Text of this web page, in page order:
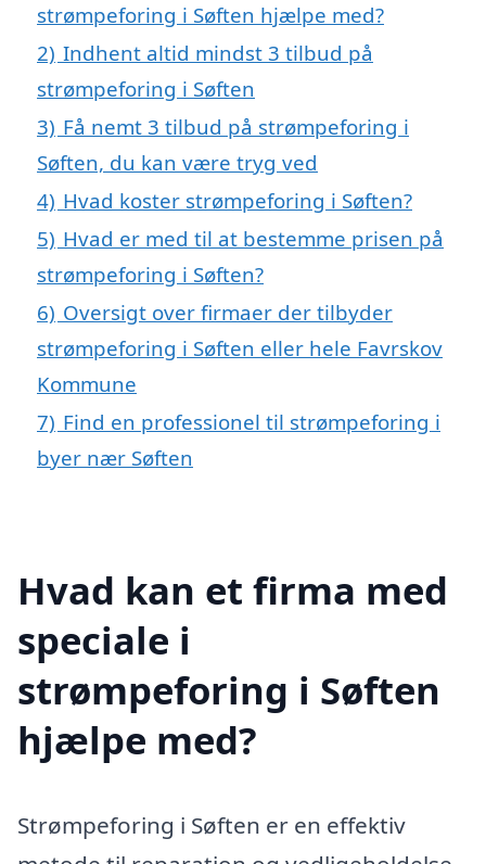
strømpeforing i Søften hjælpe med?
2) Indhent altid mindst 3 tilbud på
strømpeforing i Søften
3) Få nemt 3 tilbud på strømpeforing i
Søften, du kan være tryg ved
4) Hvad koster strømpeforing i Søften?
5) Hvad er med til at bestemme prisen på
strømpeforing i Søften?
6) Oversigt over firmaer der tilbyder
strømpeforing i Søften eller hele Favrskov
Kommune
7) Find en professionel til strømpeforing i
byer nær Søften
Hvad kan et firma med
speciale i
strømpeforing i Søften
hjælpe med?
Strømpeforing i Søften er en effektiv